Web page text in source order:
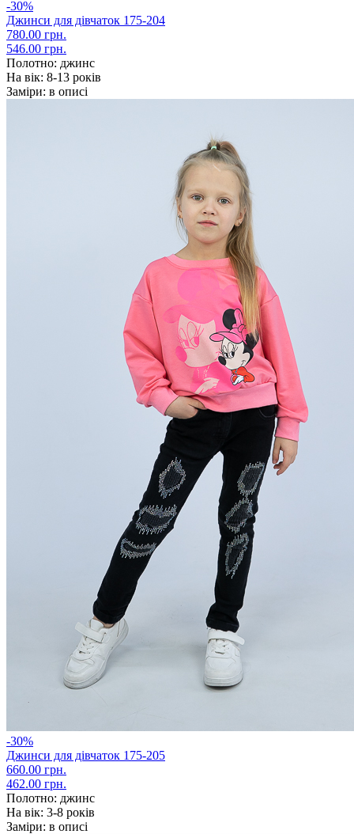
-30%
Джинси для дівчаток 175-204
780.00 грн.
546.00 грн.
Полотно: джинс
На вік: 8-13 років
Заміри: в описі
-30%
Джинси для дівчаток 175-205
660.00 грн.
462.00 грн.
Полотно: джинс
На вік: 3-8 років
Заміри: в описі